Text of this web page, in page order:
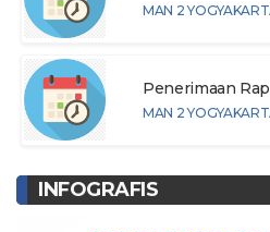
MAN 2
Penerimaan
MAN 2
INFOGRAFIS